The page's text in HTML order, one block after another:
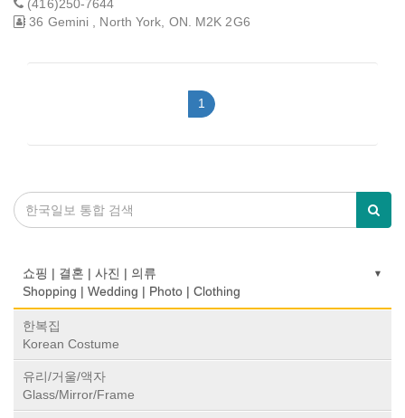
(416)250-7644
36 Gemini , North York, ON. M2K 2G6
1
쇼핑 | 결혼 | 사진 | 의류
Shopping | Wedding | Photo | Clothing
한복집
Korean Costume
유리/거울/액자
Glass/Mirror/Frame